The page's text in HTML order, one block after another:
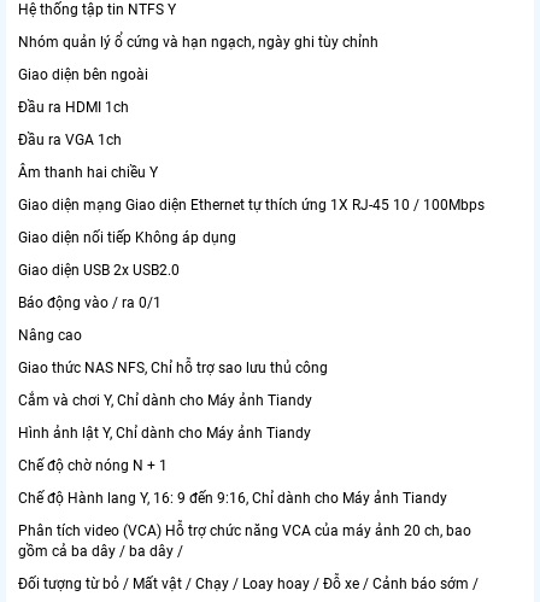
Hệ thống tập tin NTFS Y
Nhóm quản lý ổ cứng và hạn ngạch, ngày ghi tùy chỉnh
Giao diện bên ngoài
Đầu ra HDMI 1ch
Đầu ra VGA 1ch
Âm thanh hai chiều Y
Giao diện mạng Giao diện Ethernet tự thích ứng 1X RJ-45 10 / 100Mbps
Giao diện nối tiếp Không áp dụng
Giao diện USB 2x USB2.0
Báo động vào / ra 0/1
Nâng cao
Giao thức NAS NFS, Chỉ hỗ trợ sao lưu thủ công
Cắm và chơi Y, Chỉ dành cho Máy ảnh Tiandy
Hình ảnh lật Y, Chỉ dành cho Máy ảnh Tiandy
Chế độ chờ nóng N + 1
Chế độ Hành lang Y, 16: 9 đến 9:16, Chỉ dành cho Máy ảnh Tiandy
Phân tích video (VCA) Hỗ trợ chức năng VCA của máy ảnh 20 ch, bao
gồm cả ba dây / ba dây /
Đối tượng từ bỏ / Mất vật / Chạy / Loay hoay / Đỗ xe / Cảnh báo sớm /